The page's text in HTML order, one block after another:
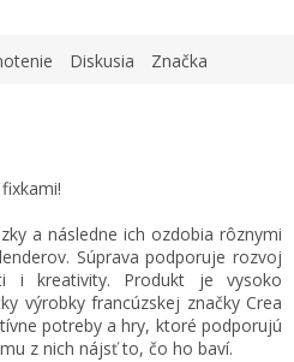
Diskusia Značka
a následne ich ozdobia rôznymi
Súprava podporuje rozvoj
i kreativity. Produkt je vysoko
výrobky francúzskej značky Crea
potreby a hry, ktoré podporujú
z nich nájsť to, čo ho baví.